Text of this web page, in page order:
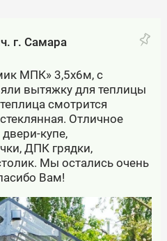
г. Самара
МПК» 3,5х6м, с
вытяжку для теплицы
смотрится
Отличное
купе,
ДПК грядки,
Мы остались очень
Вам!